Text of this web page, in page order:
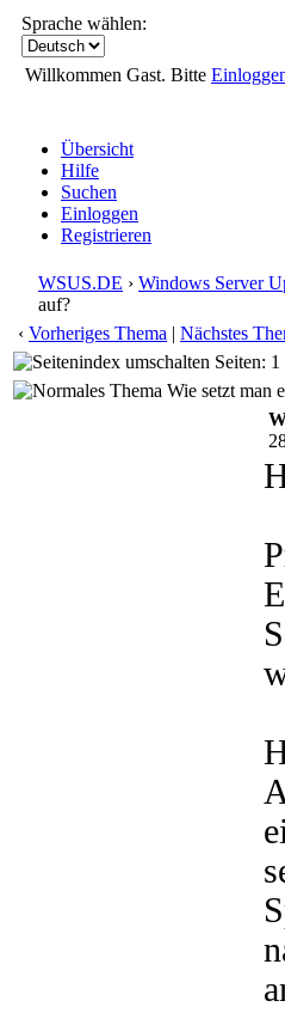
Sprache wählen:
Willkommen Gast. Bitte
Übersicht
Hilfe
Suchen
Einloggen
Registrieren
WSUS.DE › Windows Server
auf?
‹ Vorheriges Thema | Nächstes
Seiten: 1
Wie setzt man